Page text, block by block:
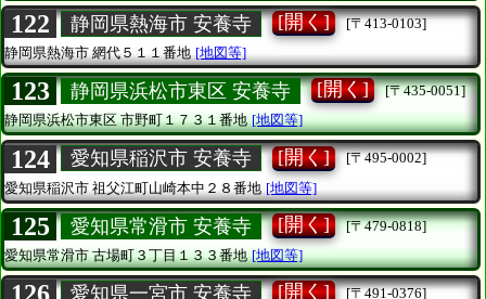
122 静岡県熱海市 安養寺 [開く]
[〒413-0103]
静岡県熱海市網代５１１番地 [地図等]
123 静岡県浜松市東区 安養寺 [開く]
[〒435-0051]
静岡県浜松市東区市野町１７３１番地 [地図等]
124 愛知県稲沢市 安養寺 [開く]
[〒495-0002]
愛知県稲沢市 祖父江町山崎本中２８番地 [地図等]
125 愛知県常滑市 安養寺 [開く]
[〒479-0818]
愛知県常滑市古場町３丁目１３３番地 [地図等]
愛知県一宮市 安養寺 [開く]
[〒491-0376]